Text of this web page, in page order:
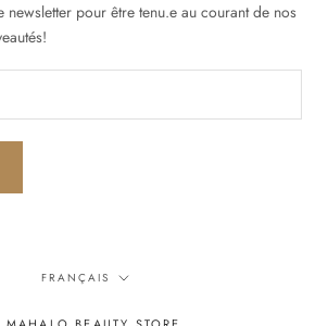
newsletter pour être tenu.e au courant de nos
Langue
FRANÇAIS